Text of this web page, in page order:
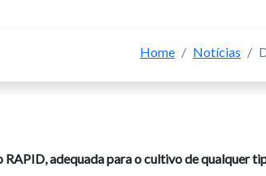
Home / Notícias /
adequada para o cultivo de qualquer